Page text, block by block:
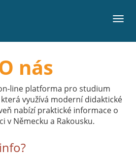
nás
line platforma pro studium
využívá moderní didaktické
nabízí praktické informace o
v Německu a Rakousku.